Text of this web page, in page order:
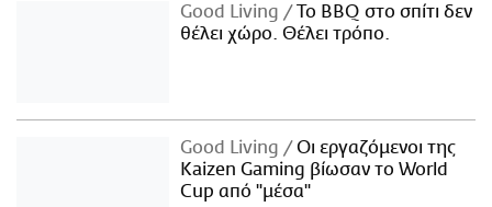
Good Living
Το BBQ στο σπίτι δεν
θέλει χώρο. Θέλει τρόπο.
Good Living
Οι εργαζόμενοι της
Kaizen Gaming βίωσαν το World
Cup από "μέσα"